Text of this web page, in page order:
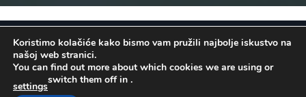
OSATINA GRUPA d.o.o. 2026
. Configured
byINFOS Osijek. Sva prava pridržana.
Koristimo kolačiće kako bismo vam pružili najbolje iskustvo na
našoj web stranici.
You can find out more about which cookies we are using or
switch them off in
settings
.